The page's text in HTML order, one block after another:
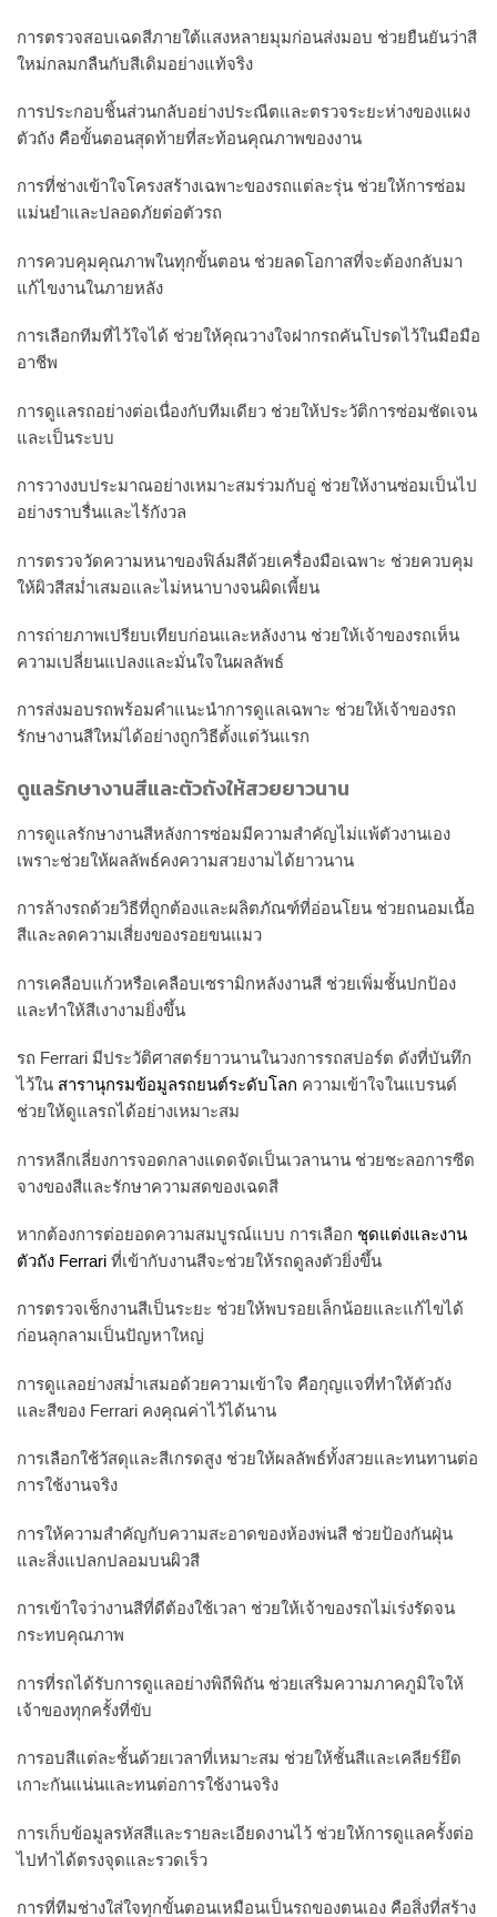
การตรวจสอบเฉดสีภายใต้แสงหลายมุมก่อนส่งมอบ ช่วยยืนยันว่าสี
ใหม่กลมกลืนกับสีเดิมอย่างแท้จริง
การประกอบชิ้นส่วนกลับอย่างประณีตและตรวจระยะห่างของแผง
ตัวถัง คือขั้นตอนสุดท้ายที่สะท้อนคุณภาพของงาน
การที่ช่างเข้าใจโครงสร้างเฉพาะของรถแต่ละรุ่น ช่วยให้การซ่อม
แม่นยำและปลอดภัยต่อตัวรถ
การควบคุมคุณภาพในทุกขั้นตอน ช่วยลดโอกาสที่จะต้องกลับมา
แก้ไขงานในภายหลัง
การเลือกทีมที่ไว้ใจได้ ช่วยให้คุณวางใจฝากรถคันโปรดไว้ในมือมือ
อาชีพ
การดูแลรถอย่างต่อเนื่องกับทีมเดียว ช่วยให้ประวัติการซ่อมชัดเจน
และเป็นระบบ
การวางงบประมาณอย่างเหมาะสมร่วมกับอู่ ช่วยให้งานซ่อมเป็นไป
อย่างราบรื่นและไร้กังวล
การตรวจวัดความหนาของฟิล์มสีด้วยเครื่องมือเฉพาะ ช่วยควบคุม
ให้ผิวสีสม่ำเสมอและไม่หนาบางจนผิดเพี้ยน
การถ่ายภาพเปรียบเทียบก่อนและหลังงาน ช่วยให้เจ้าของรถเห็น
ความเปลี่ยนแปลงและมั่นใจในผลลัพธ์
การส่งมอบรถพร้อมคำแนะนำการดูแลเฉพาะ ช่วยให้เจ้าของรถ
รักษางานสีใหม่ได้อย่างถูกวิธีตั้งแต่วันแรก
ดูแลรักษางานสีและตัวถังให้สวยยาวนาน
การดูแลรักษางานสีหลังการซ่อมมีความสำคัญไม่แพ้ตัวงานเอง
เพราะช่วยให้ผลลัพธ์คงความสวยงามได้ยาวนาน
การล้างรถด้วยวิธีที่ถูกต้องและผลิตภัณฑ์ที่อ่อนโยน ช่วยถนอมเนื้อ
สีและลดความเสี่ยงของรอยขนแมว
การเคลือบแก้วหรือเคลือบเซรามิกหลังงานสี ช่วยเพิ่มชั้นปกป้อง
และทำให้สีเงางามยิ่งขึ้น
รถ Ferrari มีประวัติศาสตร์ยาวนานในวงการรถสปอร์ต ดังที่บันทึก
ไว้ใน สารานุกรมข้อมูลรถยนต์ระดับโลก ความเข้าใจในแบรนด์
ช่วยให้ดูแลรถได้อย่างเหมาะสม
การหลีกเลี่ยงการจอดกลางแดดจัดเป็นเวลานาน ช่วยชะลอการซีด
จางของสีและรักษาความสดของเฉดสี
หากต้องการต่อยอดความสมบูรณ์แบบ การเลือก ชุดแต่งและงาน
ตัวถัง Ferrari ที่เข้ากับงานสีจะช่วยให้รถดูลงตัวยิ่งขึ้น
การตรวจเช็กงานสีเป็นระยะ ช่วยให้พบรอยเล็กน้อยและแก้ไขได้
ก่อนลุกลามเป็นปัญหาใหญ่
การดูแลอย่างสม่ำเสมอด้วยความเข้าใจ คือกุญแจที่ทำให้ตัวถัง
และสีของ Ferrari คงคุณค่าไว้ได้นาน
การเลือกใช้วัสดุและสีเกรดสูง ช่วยให้ผลลัพธ์ทั้งสวยและทนทานต่อ
การใช้งานจริง
การให้ความสำคัญกับความสะอาดของห้องพ่นสี ช่วยป้องกันฝุ่น
และสิ่งแปลกปลอมบนผิวสี
การเข้าใจว่างานสีที่ดีต้องใช้เวลา ช่วยให้เจ้าของรถไม่เร่งรัดจน
กระทบคุณภาพ
การที่รถได้รับการดูแลอย่างพิถีพิถัน ช่วยเสริมความภาคภูมิใจให้
เจ้าของทุกครั้งที่ขับ
การอบสีแต่ละชั้นด้วยเวลาที่เหมาะสม ช่วยให้ชั้นสีและเคลียร์ยึด
เกาะกันแน่นและทนต่อการใช้งานจริง
การเก็บข้อมูลรหัสสีและรายละเอียดงานไว้ ช่วยให้การดูแลครั้งต่อ
ไปทำได้ตรงจุดและรวดเร็ว
การที่ทีมช่างใส่ใจทุกขั้นตอนเหมือนเป็นรถของตนเอง คือสิ่งที่สร้าง